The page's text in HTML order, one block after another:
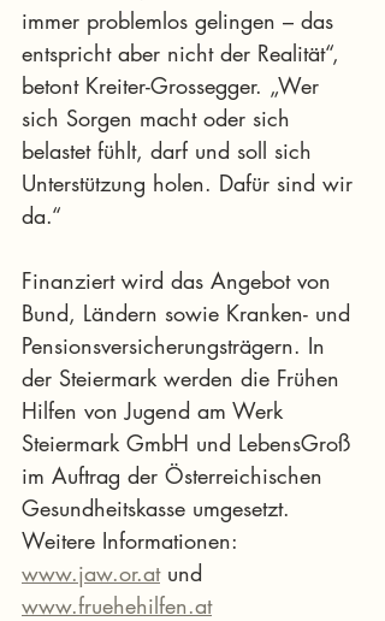
immer problemlos gelingen – das
entspricht aber nicht der Realität“,
betont Kreiter-Grossegger. „Wer
sich Sorgen macht oder sich
belastet fühlt, darf und soll sich
Unterstützung holen. Dafür sind wir
da.“
Finanziert wird das Angebot von
Bund, Ländern sowie Kranken- und
Pensionsversicherungsträgern. In
der Steiermark werden die Frühen
Hilfen von Jugend am Werk
Steiermark GmbH und LebensGroß
im Auftrag der Österreichischen
Gesundheitskasse umgesetzt.
Weitere Informationen:
www.jaw.or.at und
www.fruehehilfen.at